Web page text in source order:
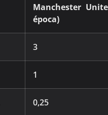
Manchester
época)
3
1
0,25